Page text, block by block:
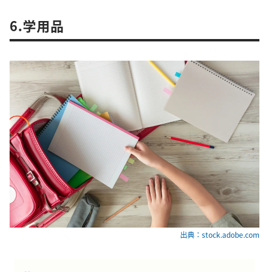
6.学用品
出典：stock.adobe.com